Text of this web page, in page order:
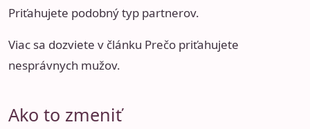
Priťahujete podobný typ partnerov.
Viac sa dozviete v článku Prečo priťahujete
nesprávnych mužov.
Ako to zmeniť